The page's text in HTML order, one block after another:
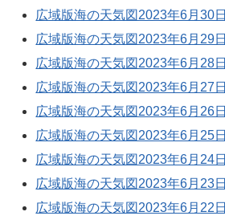
広域版海の天気図2023年6月30日
広域版海の天気図2023年6月29日
広域版海の天気図2023年6月28日
広域版海の天気図2023年6月27日
広域版海の天気図2023年6月26日
広域版海の天気図2023年6月25日
広域版海の天気図2023年6月24日
広域版海の天気図2023年6月23日
広域版海の天気図2023年6月22日